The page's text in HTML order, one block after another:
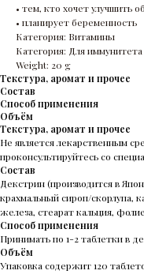
• тем, кто хочет улучшить
• планирует беременность
Категория: Витамины
Категория: Для иммунитета
Weight: 20 g
Текстура, аромат и прочее
Состав
Способ применения
Объём
Текстура, аромат и прочее
Не является лекарственным
проконсультируйтесь со
Состав
Декстрин (производится в
крахмальный сироп/скорлупа,
железа, стеарат кальция,
Способ применения
Принимать по 1-2 таблетки в
Объём
Упаковка содержит 120